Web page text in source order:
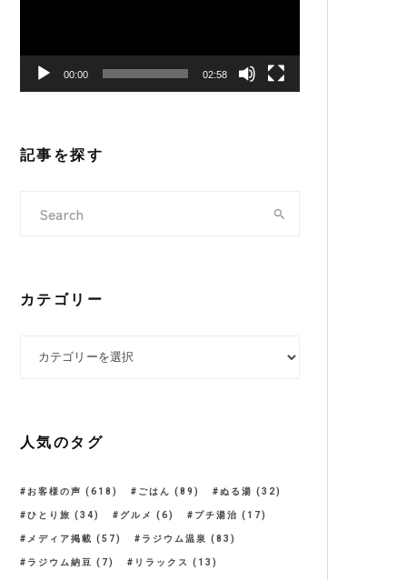
00:00 02:58
記事を探す
カテゴリー
人気のタグ
お客様の声 (618) ごはん (89) ぬる湯 (32)
ひとり旅 (34) グルメ (6) プチ湯治 (17)
メディア掲載 (57) ラジウム温泉 (83)
ラジウム納豆 (7) リラックス (13)